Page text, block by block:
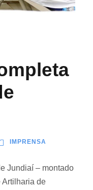
IMPRENSA
Jundiaí – montado
Artilharia de